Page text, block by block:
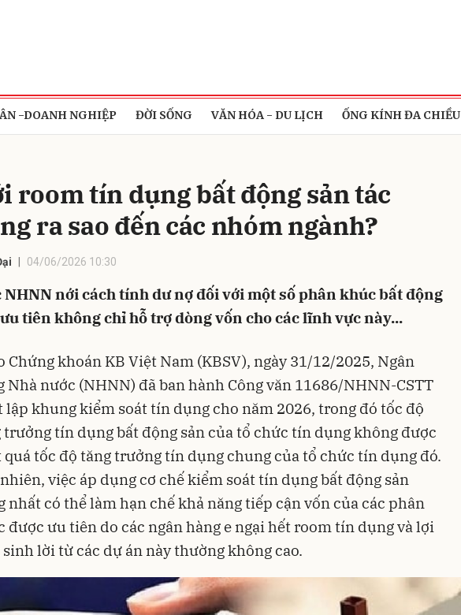
-DOANH NGHIỆP ĐỜI SỐNG VĂN HÓA - DU LỊCH ỐNG KÍNH ĐA CHIỀU
room tín dụng bất động sản tác
ra sao đến các nhóm ngành?
04/06/2026 10:30
NHNN nới cách tính dư nợ đối với một số phân khúc bất động
tiên không chỉ hỗ trợ dòng vốn cho các lĩnh vực này...
Chứng khoán KB Việt Nam (KBSV), ngày 31/12/2025, Ngân
Nhà nước (NHNN) đã ban hành Công văn 11686/NHNN-CSTT
lập khung kiểm soát tín dụng cho năm 2026, trong đó tốc độ
trưởng tín dụng bất động sản của tổ chức tín dụng không được
quá tốc độ tăng trưởng tín dụng chung của tổ chức tín dụng đó.
việc áp dụng cơ chế kiểm soát tín dụng bất động sản
nhất có thể làm hạn chế khả năng tiếp cận vốn của các phân
được ưu tiên do các ngân hàng e ngại hết room tín dụng và lợi
sinh lời từ các dự án này thường không cao.